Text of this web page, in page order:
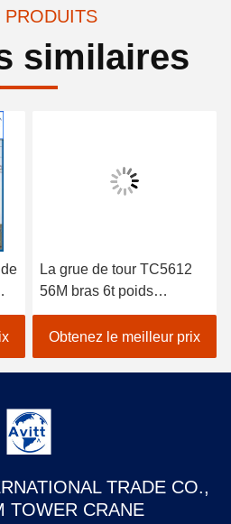
PRODUITS
similaires
La grue de tour TC5612
56M bras 6t poids
équipement de
construction de bâtiment
Obtenez le meilleur prix
TRADE CO.,
TOWER CRANE